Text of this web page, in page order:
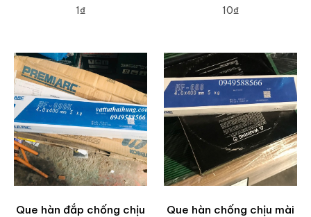
1₫ 10₫
Que hàn đắp chống chịu
Que hàn chống chịu mài